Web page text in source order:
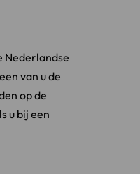
Nederlandse
van u de
op de
u bij een